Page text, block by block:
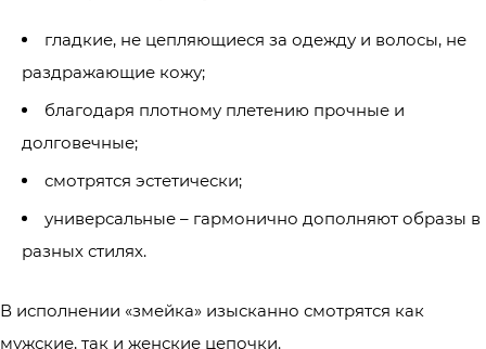
гладкие, не цепляющиеся за одежду и волосы, не
раздражающие кожу;
благодаря плотному плетению прочные и
долговечные;
смотрятся эстетически;
универсальные – гармонично дополняют образы в
разных стилях.
В исполнении «змейка» изысканно смотрятся как
мужские, так и женские цепочки.